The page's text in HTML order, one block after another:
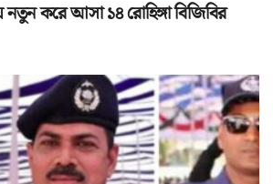
নতুন করে আসা ১৪ রোহিঙ্গা বিজিবির